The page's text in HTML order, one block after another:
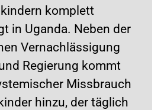
komplett
in Uganda. Neben der
Vernachlässigung
Regierung kommt
Missbrauch
hinzu, der täglich